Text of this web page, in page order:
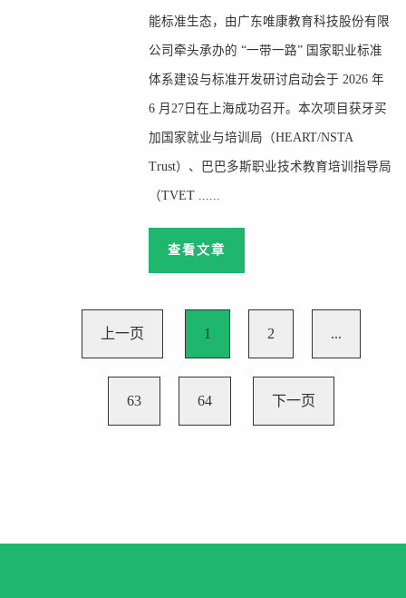
能标准生态，由广东唯康教育科技股份有限
公司牵头承办的 “一带一路” 国家职业标准
体系建设与标准开发研讨启动会于 2026 年
6 月27日在上海成功召开。本次项目获牙买
加国家就业与培训局（HEART/NSTA
Trust）、巴巴多斯职业技术教育培训指导局
（TVET ......
查看文章
上一页 1 2 ...
63 64 下一页